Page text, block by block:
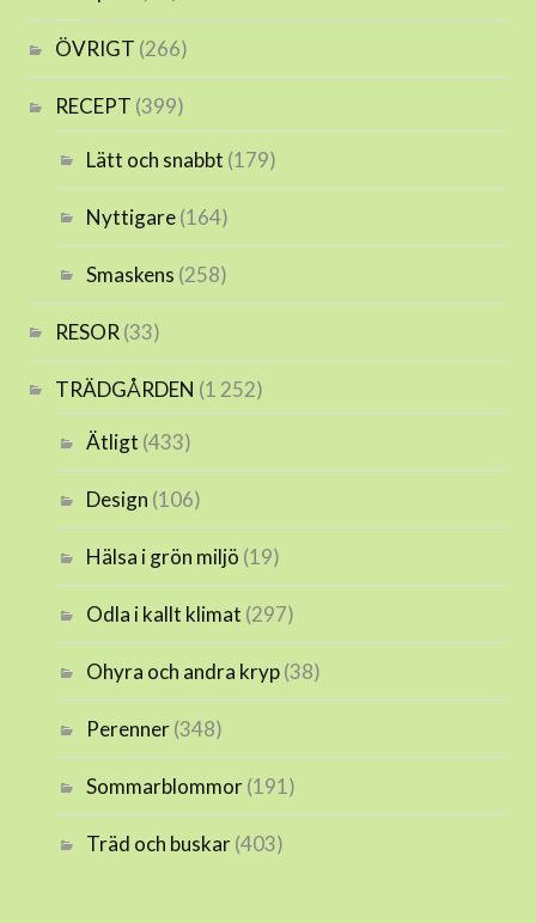
ÖVRIGT (266)
RECEPT (399)
Lätt och snabbt (179)
Nyttigare(164)
Smaskens (258)
RESOR (33)
TRÄDGÅRDEN (1 252)
Ätligt (433)
Design (106)
Hälsa i grön miljö (19)
Odla i kallt klimat (297)
Ohyra och andra kryp(38)
Perenner(348)
Sommarblommor(191)
Träd och buskar(403)